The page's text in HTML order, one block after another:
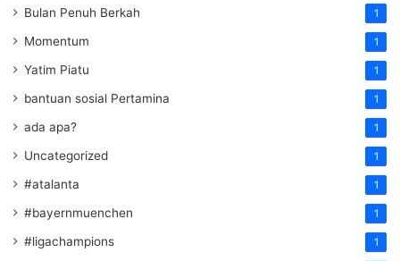
Bulan Penuh Berkah 1
Momentum 1
Yatim Piatu 1
bantuan sosial Pertamina 1
ada apa? 1
Uncategorized 1
#atalanta 1
#bayernmuenchen 1
#ligachampions 1